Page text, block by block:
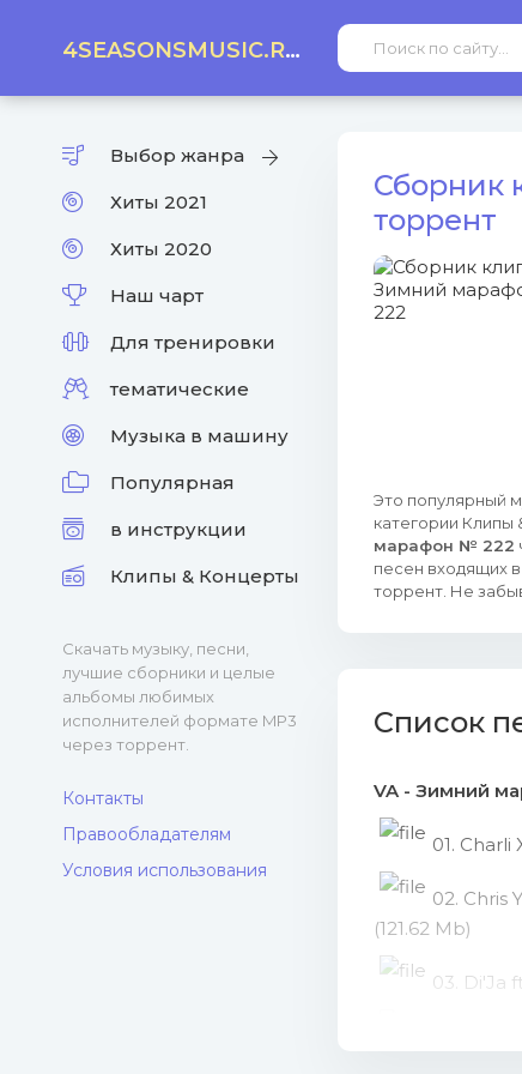
4SEASONSMUSIC.RU
Выбор жанра
Хиты 2021
Хиты 2020
Наш чарт
Для тренировки
тематические
Музыка в машину
Популярная
в инструкции
Клипы & Концерты
Скачать музыку, песни,
лучшие сборники и целые
альбомы любимых
исполнителей формате MP3
через торрент.
Контакты
Правообладателям
Условия использования
Сборник
торрент
Это популярный
категории Клипы
марафон № 222
песен входящих
торрент. Не
Список
VA - Зимний
01.
02. Chris
(121.62 Mb)
03. Di'Ja